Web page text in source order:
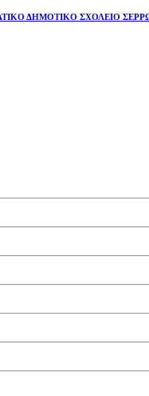
ΔΗΜΟΤΙΚΟ